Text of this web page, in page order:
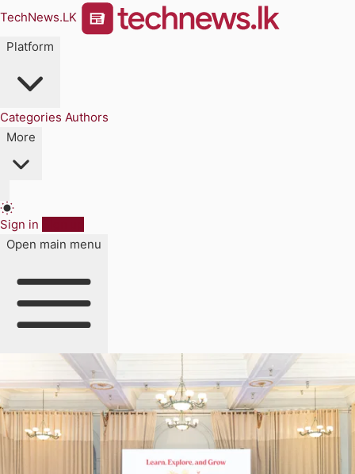
TechNews.LK
Platform
Categories Authors
More
Sign in
Open main menu